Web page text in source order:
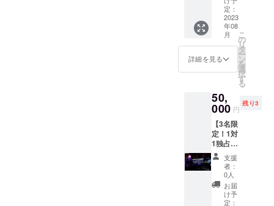
で、動
画を直
接お渡
しする
ンでは
ありま
AMA 〒
220-
0005
神奈川
県横浜
市西区
ムービ
ル3階 ※
オープ
ン前に
お越し
頂く必
要があ
りま
す。詳
しい集
合時間
名様！
あなた
の街で
NATTY-
Uのライ
ブ権
利】 盛
り上げ
NATTY-
Uがあな
たの街
に出張
しパ
フォー
マンス
致しま
す！ 当
日のチ
ケット
代な
定：
2023
年08
月
詳細を見る
こ
の
リ
タ
ー
ン
を
選
択
す
る
50,
000 円
残り3
【3名限
定！1対
1独占ワ
ンマ
ン】 あ
なただ
けのた
めにラ
イブス
支援
者：
0人
お届
け予
定：